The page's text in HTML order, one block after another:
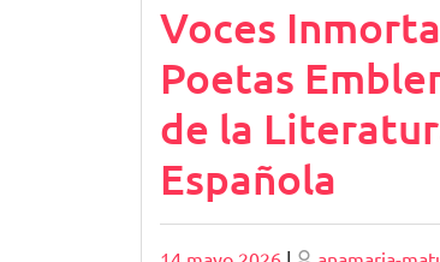
Voces
Poetas
de la
Española
Publicado Publicado